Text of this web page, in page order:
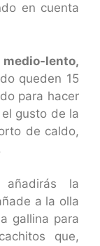
en cuenta
medio-lento,
queden 15
para hacer
gusto de la
de caldo,
la
a la olla
gallina para
que,